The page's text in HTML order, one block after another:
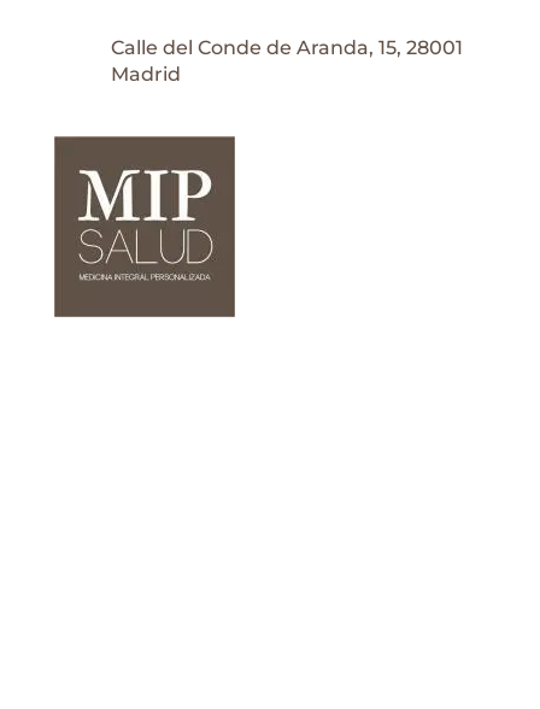
Calle del Conde de Aranda, 15, 28001
Madrid